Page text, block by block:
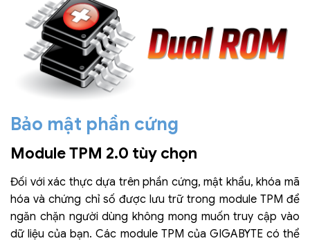
Bảo mật phần cứng
Module TPM 2.0 tùy chọn
Đối với xác thực dựa trên phần cứng, mật khẩu, khóa mã
hóa và chứng chỉ số được lưu trữ trong module TPM để
ngăn chặn người dùng không mong muốn truy cập vào
dữ liệu của bạn. Các module TPM của GIGABYTE có thể